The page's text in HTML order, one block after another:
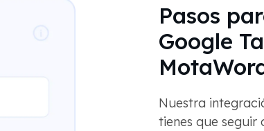
Pasos
Google
Nuestra
tienes que seguir